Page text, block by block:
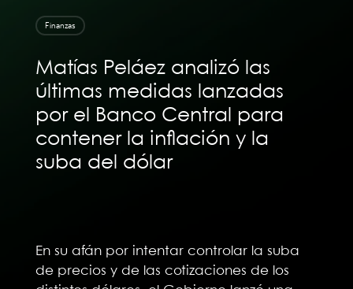
Finanzas
Matías Peláez analizó las
últimas medidas lanzadas
por el Banco Central para
contener la inflación y la
suba del dólar
En su afán por intentar controlar la suba
de precios y de las cotizaciones de los